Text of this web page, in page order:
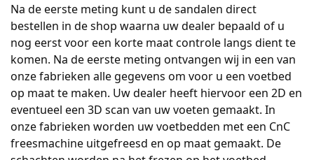
Na de eerste meting kunt u de sandalen direct
bestellen in de shop waarna uw dealer bepaald of u
nog eerst voor een korte maat controle langs dient te
komen. Na de eerste meting ontvangen wij in een van
onze fabrieken alle gegevens om voor u een voetbed
op maat te maken. Uw dealer heeft hiervoor een 2D en
eventueel een 3D scan van uw voeten gemaakt. In
onze fabrieken worden uw voetbedden met een CnC
freesmachine uitgefreesd en op maat gemaakt. De